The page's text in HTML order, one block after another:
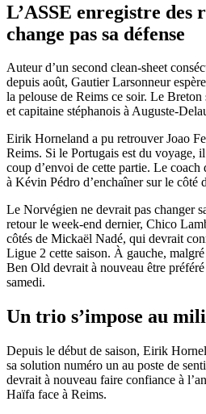
L’ASSE enregistre des
change pas sa défense
Auteur d’un second clean-sheet
depuis août, Gautier Larsonneur
la pelouse de Reims ce soir. Le
et capitaine stéphanois à Auguste-
Eirik Horneland a pu retrouver Joao
Reims. Si le Portugais est du voyage,
coup d’envoi de cette partie. Le
à Kévin Pédro d’enchaîner sur le côté
Le Norvégien ne devrait pas changer
retour le week-end dernier, Chico
côtés de Mickaël Nadé, qui devrait
Ligue 2 cette saison. À gauche,
Ben Old devrait à nouveau être
samedi.
Un trio s’impose au
Depuis le début de saison, Eirik
sa solution numéro un au poste de
devrait à nouveau faire confiance à
Haïfa face à Reims.